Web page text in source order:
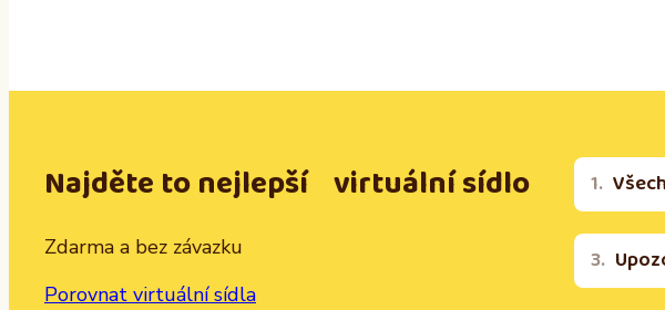
Najděte to nejlepší virtuální sídlo
Zdarma a bez závazku
Porovnat virtuální sídla